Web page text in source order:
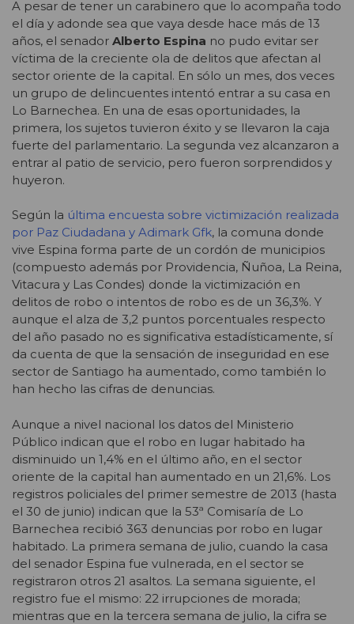
A pesar de tener un carabinero que lo acompaña todo
el día y adonde sea que vaya desde hace más de 13
años, el senador Alberto Espina no pudo evitar ser
víctima de la creciente ola de delitos que afectan al
sector oriente de la capital. En sólo un mes, dos veces
un grupo de delincuentes intentó entrar a su casa en
Lo Barnechea. En una de esas oportunidades, la
primera, los sujetos tuvieron éxito y se llevaron la caja
fuerte del parlamentario. La segunda vez alcanzaron a
entrar al patio de servicio, pero fueron sorprendidos y
huyeron.
Según la última encuesta sobre victimización realizada
por Paz Ciudadana y Adimark Gfk, la comuna donde
vive Espina forma parte de un cordón de municipios
(compuesto además por Providencia, Ñuñoa, La Reina,
Vitacura y Las Condes) donde la victimización en
delitos de robo o intentos de robo es de un 36,3%. Y
aunque el alza de 3,2 puntos porcentuales respecto
del año pasado no es significativa estadísticamente, sí
da cuenta de que la sensación de inseguridad en ese
sector de Santiago ha aumentado, como también lo
han hecho las cifras de denuncias.
Aunque a nivel nacional los datos del Ministerio
Público indican que el robo en lugar habitado ha
disminuido un 1,4% en el último año, en el sector
oriente de la capital han aumentado en un 21,6%. Los
registros policiales del primer semestre de 2013 (hasta
el 30 de junio) indican que la 53ª Comisaría de Lo
Barnechea recibió 363 denuncias por robo en lugar
habitado. La primera semana de julio, cuando la casa
del senador Espina fue vulnerada, en el sector se
registraron otros 21 asaltos. La semana siguiente, el
registro fue el mismo: 22 irrupciones de morada;
mientras que en la tercera semana de julio, la cifra se